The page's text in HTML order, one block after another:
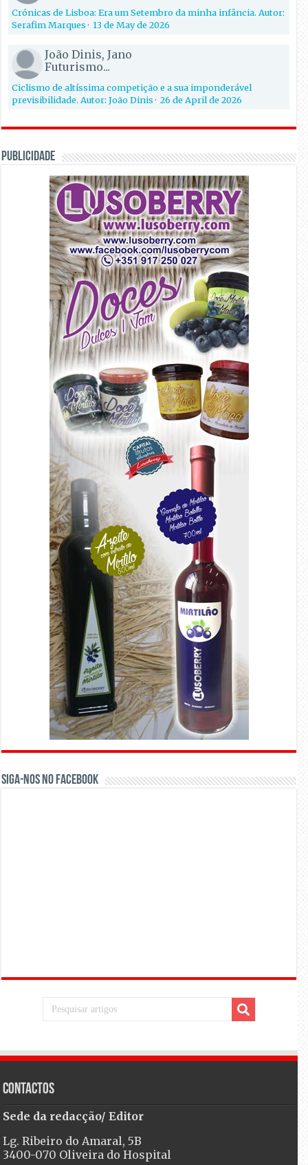
Crónicas de Lisboa: Era um Setembro da minha infância. Autor:
Serafim Marques·13 de May de 2026
João Dinis, Jano
Futurismo...
Ciclismo de altíssima competição e a sua imponderável
previsibilidade. Autor: João Dinis·26 de April de 2026
PUBLICIDADE
Siga-nos no Facebook
Contactos
Sede da redacção/ Editor
Lg. Ribeiro do Amaral, 5B
3400-070 Oliveira do Hospital